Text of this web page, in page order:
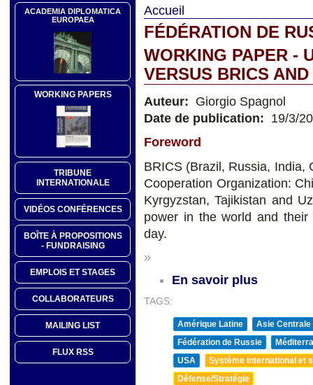
ACADEMIA DIPLOMATICA
EUROPAEA
WORKING PAPERS
TRIBUNE
INTERNATIONALE
VIDÉOS CONFÉRENCES
BOÎTE À PROPOSITIONS
- FUNDRAISING
EMPLOIS ET STAGES
COLLABORATEURS
MAILING LIST
FLUX RSS
Accueil
FÉDÉRATION DE
WORKING PAPER -
VERSUS BRICS AND
Auteur: Giorgio Spagnol
Date de publication: 19/3/
Foreword
BRICS (Brazil, Russia, India,
Cooperation Organization:
Kyrgyzstan, Tajikistan and
power in the world and
day.
»
En savoir plus
TAGS:
Amérique Latine
Asie Centrale
Fédération de Russie
USA
Système international et
Défense/Stratégie